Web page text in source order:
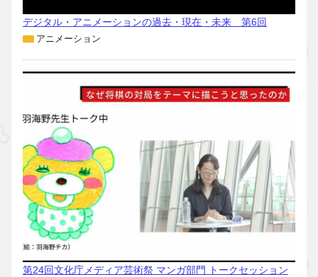
デジタル・アニメーションの過去・現在・未来 第6回
アニメーション
第24回文化庁メディア芸術祭 マンガ部門 トークセッション